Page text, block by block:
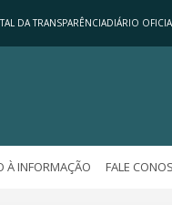
DA TRANSPARÊNCIADIÁRIO
À INFORMAÇÃO FALE